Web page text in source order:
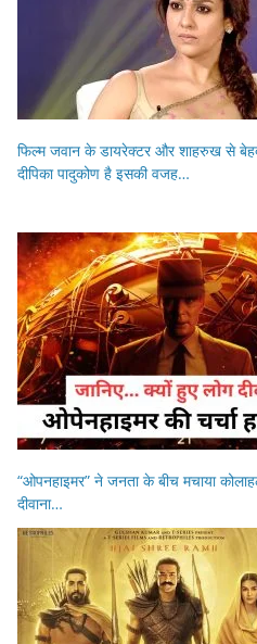
फिल्म जवान के डायरेक्टर और शाहरुख से
दीपिका पादुकोण है इसकी वजह…
“ओपनहाइमर” ने जनता के बीच मचाया
दीवाना…